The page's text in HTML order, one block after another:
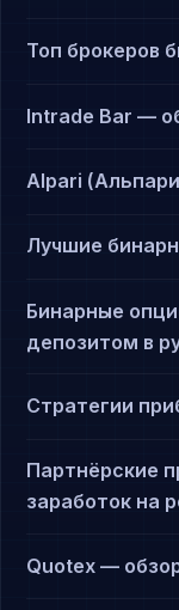
Топ брокеров
Intrade Bar —
Alpari
Лучшие
Бинарные
депозитом в
Стратегии
Партнёрские
заработок на
Quotex —